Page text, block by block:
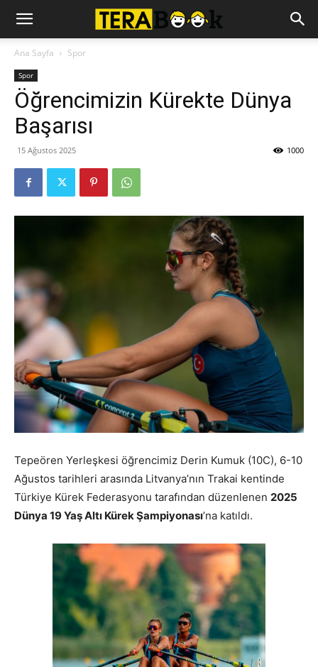
Ana Sayfa Spor
Spor
Öğrencimizin Kürekte Dünya
Başarısı
15 Ağustos 2025 1000
Tepeören Yerleşkesi öğrencimiz Derin Kumuk (10C), 6-10
Ağustos tarihleri arasında Litvanya’nın Trakai kentinde
Türkiye Kürek Federasyonu tarafından düzenlenen 2025
Dünya 19 Yaş Altı Kürek Şampiyonası’na katıldı.